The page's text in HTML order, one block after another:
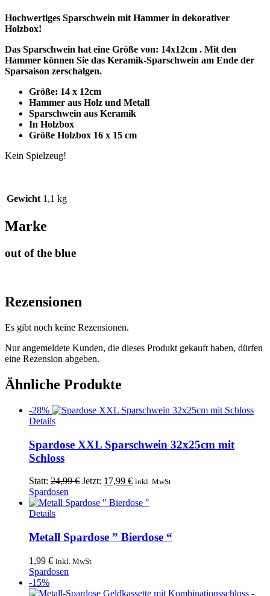
Hochwertiges Sparschwein mit Hammer in dekorativer
Holzbox!
Das Sparschwein hat eine Größe von: 14x12cm . Mit den
Hammer können Sie das Keramik-Sparschwein am Ende der
Sparsaison zerschalgen.
Größe: 14 x 12cm
Hammer aus Holz und Metall
Sparschwein aus Keramik
In Holzbox
Größe Holzbox 16 x 15 cm
Kein Spielzeug!
Gewicht 1,1 kg
Marke
out of the blue
Rezensionen
Es gibt noch keine Rezensionen.
Nur angemeldete Kunden, die dieses Produkt gekauft haben, dürfen
eine Rezension abgeben.
Ähnliche Produkte
-28%
Details
Spardose XXL Sparschwein 32x25cm mit
Schloss
Statt: 24,99€ Ursprünglicher
war:
Jetzt: 17,99 €Aktueller
ist:
inkl. MwSt
Spardosen
Details
Metall Spardose ” Bierdose “
1,99 € inkl. MwSt
Spardosen
-15%